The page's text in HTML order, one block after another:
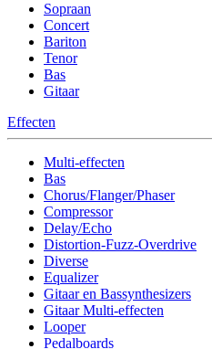
Sopraan
Concert
Bariton
Tenor
Bas
Gitaar
Effecten
Multi-effecten
Bas
Chorus/Flanger/Phaser
Compressor
Delay/Echo
Distortion-Fuzz-Overdrive
Diverse
Equalizer
Gitaar en Bassynthesizers
Gitaar Multi-effecten
Looper
Pedalboards